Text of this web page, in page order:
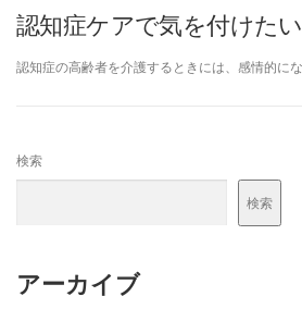
認知症ケアで気を付けた
認知症の高齢者を介護するときには、感情的に
検索
検索
アーカイブ